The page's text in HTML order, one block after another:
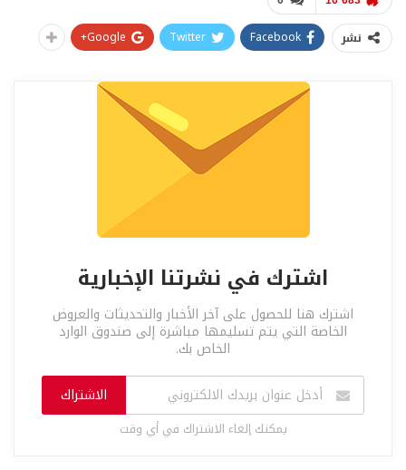
نشر Facebook
Twitter
Google+
اشترك في نشرتنا الإخبارية
اشترك هنا للحصول على آخر الأخبار والتحديثات والعروض
الخاصة التي يتم تسليمها مباشرة إلى صندوق الوارد
الخاص بك.
الاشتراك
يمكنك إلغاء الاشتراك في أي وقت